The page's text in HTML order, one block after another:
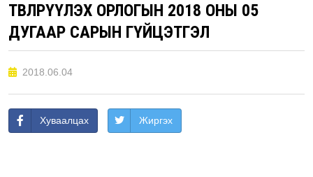
ТӨВЛӨРҮҮЛЭХ ОРЛОГЫН 2018 ОНЫ 05
ДУГААР САРЫН ГҮЙЦЭТГЭЛ
2018.06.04
Хуваалцах Жиргэх